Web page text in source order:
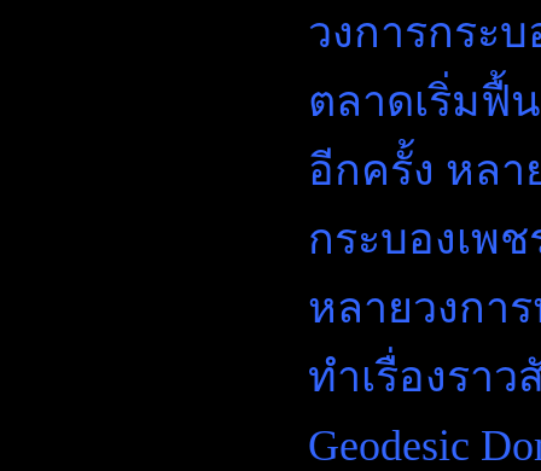
วงการกระ
ตลาดเริ่มฟื้
อีกครั้ง หล
กระบองเพ
หลายวงกา
ทำเรื่องรา
Geodesic